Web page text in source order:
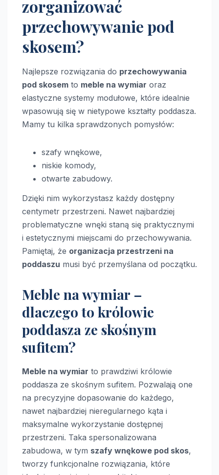
zorganizować
przechowywanie pod
skosem?
Najlepsze rozwiązania do przechowywania
pod skosem to meble na wymiar oraz
elastyczne systemy modułowe, które idealnie
wpasowują się w nietypowe kształty poddasza.
Mamy tu kilka sprawdzonych pomysłów:
szafy wnękowe,
niskie komody,
otwarte zabudowy.
Dzięki nim wykorzystasz każdy dostępny
centymetr przestrzeni. Nawet najbardziej
problematyczne wnęki staną się praktycznymi
i estetycznymi miejscami do przechowywania.
Pamiętaj, że organizacja przestrzeni na
poddaszu musi być przemyślana od początku.
Meble na wymiar –
dlaczego to królowie
poddasza ze skośnym
sufitem?
Meble na wymiar to prawdziwi królowie
poddasza ze skośnym sufitem. Pozwalają one
na precyzyjne dopasowanie do każdego,
nawet najbardziej nieregularnego kąta i
maksymalne wykorzystanie dostępnej
przestrzeni. Taka spersonalizowana
zabudowa, w tym szafy wnękowe pod skos,
tworzy funkcjonalne rozwiązania, które